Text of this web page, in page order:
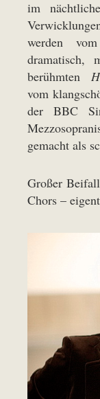
im
werden
dramatisch,
berühmten
vom
der BBC
gemacht als
Großer
Chors –